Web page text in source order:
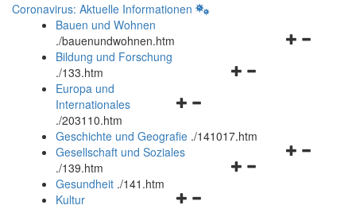
Coronavirus: Aktuelle Informationen
Bauen und Wohnen
./bauenundwohnen.htm
Navigationsmenü
Bildung und Forschung
./133.htm
Navigationsmenü
und
schließen
Europa und
Internationales
./203110.htm
Geschichte und Geografie ./141017.htm
Navigationsmenü
Gesellschaft und Soziales
./139.htm
Navigationsmenü
Gesundheit ./141.htm
Kultur